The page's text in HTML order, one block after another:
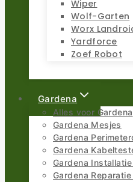
Wiper
Wolf-Garten
Worx
Yardforce
Zoef Robot
Gardena
Alles voor Gardena
Gardena Mesjes
Gardena
Gardena
Gardena
Gardena